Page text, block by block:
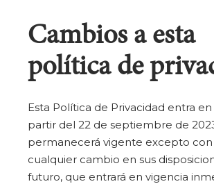
Cambios a esta
política de
Esta Política de Privacidad entra
partir del 22 de septiembre de
permanecerá vigente excepto
cualquier cambio en sus
futuro, que entrará en vigencia